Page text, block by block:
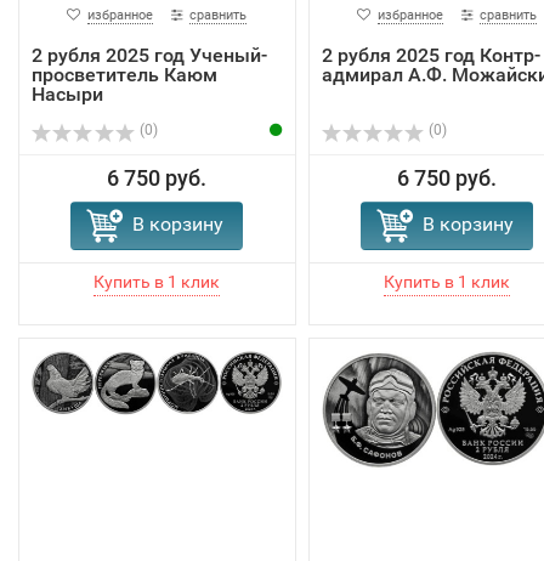
избранное сравнить
2 рубля 2025 год Ученый-
просветитель Каюм
Насыри
(0)
6 750 руб.
В корзину
избранное сравнить
2 рубля 2025 год Контр-
адмирал А.Ф.
(0)
6 750 руб.
В корзину